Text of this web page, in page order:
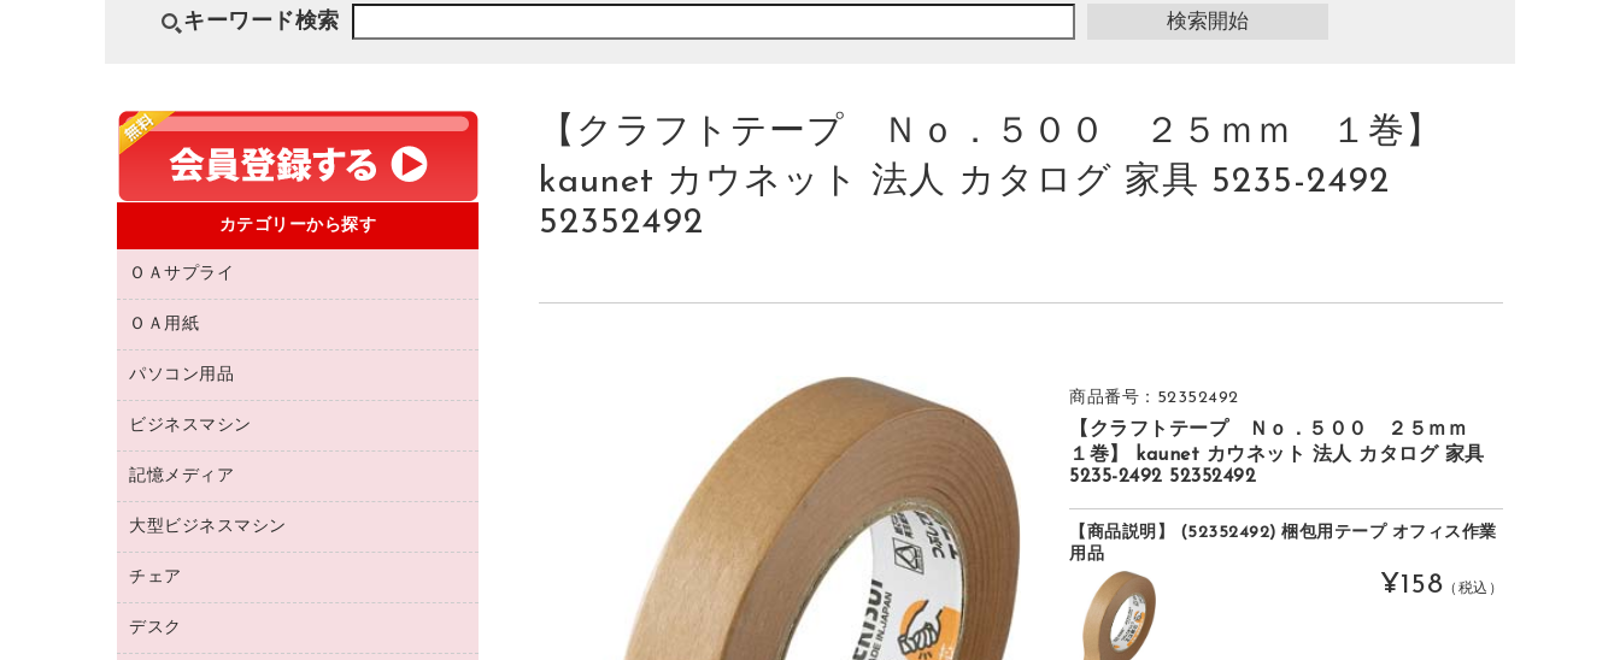
キーワード検索
【クラフトテープ Ｎｏ．５００ ２５ｍｍ １巻】
kaunet カウネット 法人 カタログ 家具 5235-2492
52352492
商品番号：52352492
【クラフトテープ Ｎｏ．５００ ２５ｍｍ
１巻】 kaunet カウネット 法人 カタログ 家具
5235-2492 52352492
【商品説明】 (52352492) 梱包用テープ オフィス作業
用品
¥158 （税込）
カテゴリーから探す
ＯＡサプライ
互換インクカートリッジ
リサイクルトナー（プール方式）
リサイクルインクカートリッジ
プリンタ用リボン
トナーカートリッジ
コピートナー
インクカートリッジ
ＯＡ用紙
名刺用紙
ワープロ用紙
ラベル用紙
プロッター用紙
ハガキ用紙
その他コピー用紙・プリンタ用紙
パソコン用品
パソコン周辺機器
マウスパッド
マウス
パソコンバッグ／収納用品
ネットワーク／ＬＡＮ機器
ビジネスマシン
電話機
レーザープリンタ／複合機
メモリーカード
プロジェクタ
ファクシミリ
記憶メディア
ブルーレイディスク
ＣＤ－ＲＷ
ＣＤ－Ｒ
大型ビジネスマシン
プリンタ
チェア
応接イス・ベンチ
デスク